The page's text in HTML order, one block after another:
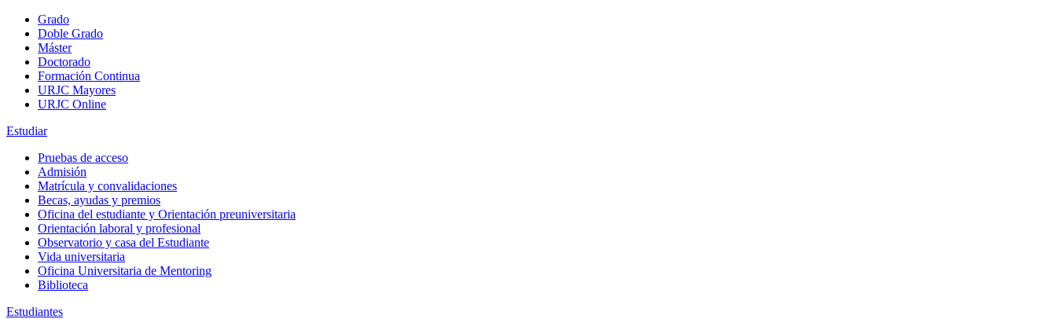
Grado
Doble Grado
Máster
Doctorado
Formación Continua
URJC Mayores
URJC Online
Estudiar
Pruebas de acceso
Admisión
Matrícula y convalidaciones
Becas, ayudas y premios
Oficina del estudiante y Orientación preuniversitaria
Orientación laboral y profesional
Observatorio y casa del Estudiante
Vida universitaria
Oficina Universitaria de Mentoring
Biblioteca
Estudiantes